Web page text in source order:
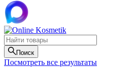
Поиск
Посмотреть все результаты